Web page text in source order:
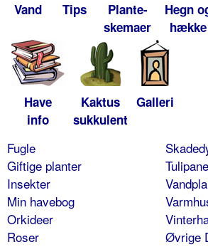
Vand Tips
Plante-
skemaer
Hegn
hække
Have
info
Kaktus
sukkulent
Galleri
Fugle
Giftige planter
Insekter
Min havebog
Orkideer
Roser
Øvrige